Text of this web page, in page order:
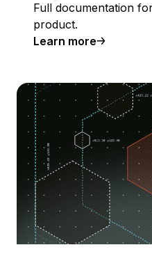
Full documentation
product.
Learn more